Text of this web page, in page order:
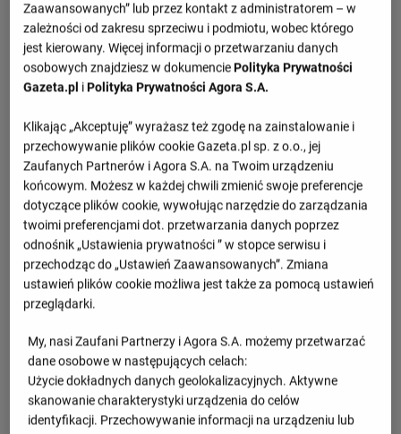
Zaawansowanych” lub przez kontakt z administratorem – w
zależności od zakresu sprzeciwu i podmiotu, wobec którego
jest kierowany. Więcej informacji o przetwarzaniu danych
osobowych znajdziesz w dokumencie Polityka Prywatności
Gazeta.pl i Polityka Prywatności Agora S.A.
Klikając „Akceptuję” wyrażasz też zgodę na zainstalowanie i
przechowywanie plików cookie Gazeta.pl sp. z o.o., jej
Zaufanych Partnerów i Agora S.A. na Twoim urządzeniu
końcowym. Możesz w każdej chwili zmienić swoje preferencje
dotyczące plików cookie, wywołując narzędzie do zarządzania
twoimi preferencjami dot. przetwarzania danych poprzez
odnośnik „Ustawienia prywatności ” w stopce serwisu i
przechodząc do „Ustawień Zaawansowanych”. Zmiana
ustawień plików cookie możliwa jest także za pomocą ustawień
przeglądarki.
My, nasi Zaufani Partnerzy i Agora S.A. możemy przetwarzać
dane osobowe w następujących celach:
Użycie dokładnych danych geolokalizacyjnych. Aktywne
skanowanie charakterystyki urządzenia do celów
identyfikacji. Przechowywanie informacji na urządzeniu lub